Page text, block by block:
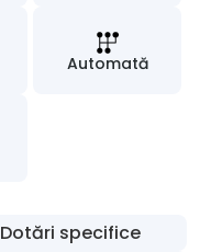
Automată
Dotări specifice